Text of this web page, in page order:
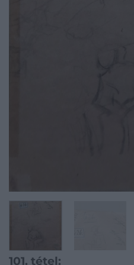
101. tétel: